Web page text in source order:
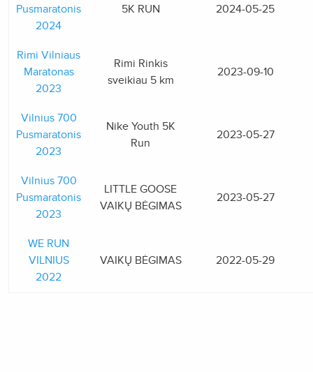
Pusmaratonis
2024
5K RUN 2024-05-25
Rimi Vilniaus
Maratonas
2023
Rimi Rinkis
sveikiau 5 km
2023-09-10
Vilnius 700
Pusmaratonis
2023
Nike Youth 5K
Run
2023-05-27
Vilnius 700
Pusmaratonis
2023
LITTLE GOOSE
VAIKŲ BĖGIMAS
2023-05-27
WE RUN
VILNIUS
2022
VAIKŲ BĖGIMAS 2022-05-29